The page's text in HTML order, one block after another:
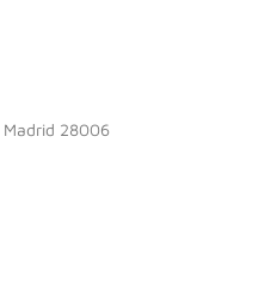
Madrid 28006